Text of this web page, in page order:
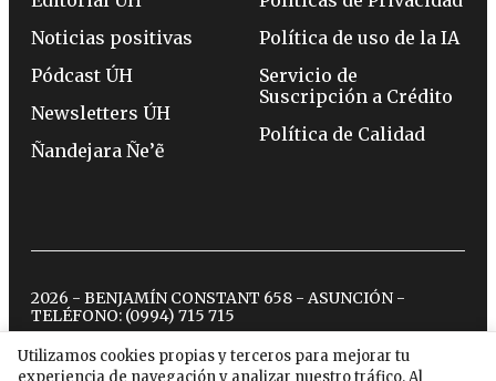
Utilizamos cookies propias y terceros para mejorar tu
experiencia de navegación y analizar nuestro tráfico. Al
Noticias positivas
Pódcast ÚH
Newsletters ÚH
Ñandejara Ñe’ẽ
Política de uso de la IA
Servicio de
Suscripción a Crédito
Política de Calidad
2026 - BENJAMÍN CONSTANT 658 - ASUNCIÓN -
TELÉFONO: (0994) 715 715